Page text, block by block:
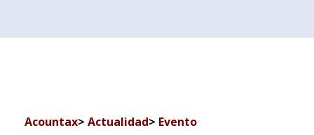
Acountax> Actualidad> Evento